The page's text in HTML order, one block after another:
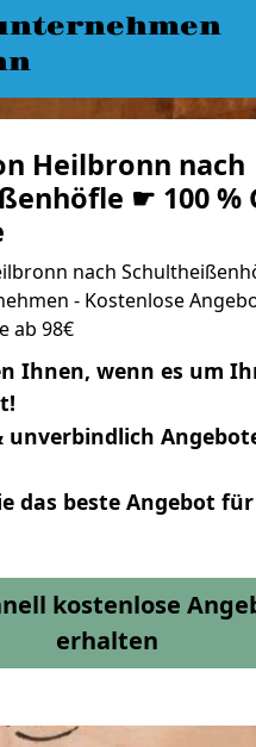
Heilbronn nach
☛ 100 %
nach
- Kostenlose
ab 98€
Ihnen, wenn es um
unverbindlich
das beste Angebot
kostenlose
erhalten